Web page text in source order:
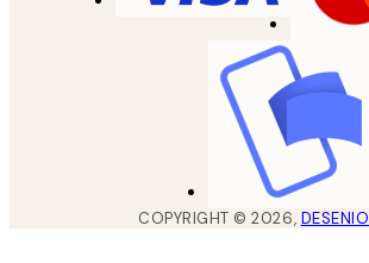
COPYRIGHT ©2026, DESENIO